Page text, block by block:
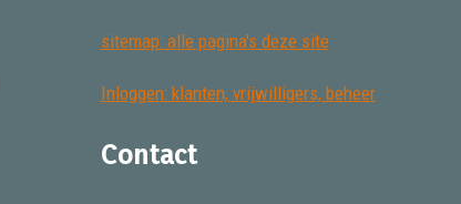
sitemap: alle pagina's deze site
Inloggen: klanten, vrijwilligers, beheer
Contact